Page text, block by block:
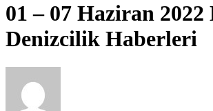
01 – 07 Haziran 2022
Denizcilik Haberleri